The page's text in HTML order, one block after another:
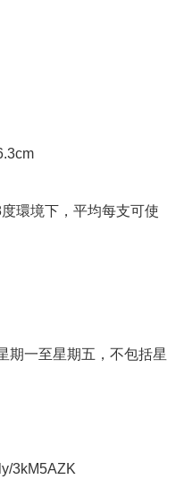
環境下，平均每支可使
期一至星期五，不包括星
3kM5AZK